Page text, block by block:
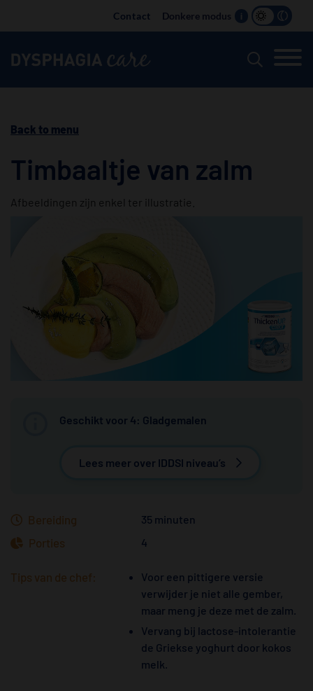
navigation
Contact Donkere modus i
Back to menu
Timbaaltje van zalm
Afbeeldingen zijn enkel ter illustratie.
Geschikt voor 4: Gladgemalen
Lees meer over IDDSI niveau’s
Bereiding 35 minuten
Porties 4
Tips van de chef:
Voor een pittigere versie
verwijder je niet alle gember,
maar meng je deze met de zalm.
Vervang bij lactose-intolerantie
de Griekse yoghurt door kokos
melk.